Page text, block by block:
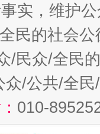
实，维护
民的社会公
/民众/全民
众/公共/全
010-